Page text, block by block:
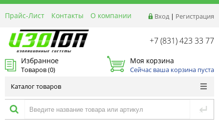
Вход | Регистрация
Прайс-Лист Контакты
О компании
Реквизиты
Доставка
Акции и Распродажи
Оптовым покупателям
+7 (831) 423 33 77
Избранное
Товаров (0)
Моя корзина
Сейчас ваша корзина пуста
Каталог товаров